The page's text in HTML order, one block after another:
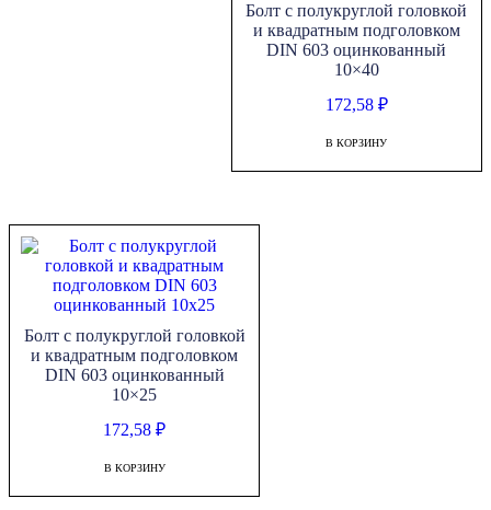
Болт с полукруглой головкой
и квадратным подголовком
DIN 603 оцинкованный
10×40
172,58 ₽
В КОРЗИНУ
Болт с полукруглой головкой
и квадратным подголовком
DIN 603 оцинкованный
10×25
172,58₽
В КОРЗИНУ